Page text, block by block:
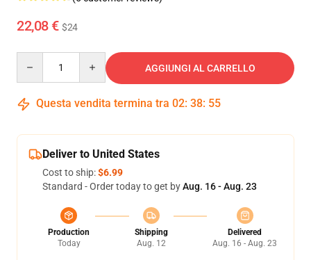
22,08 € $24
AGGIUNGI AL CARRELLO
Questa vendita termina tra 02: 38: 54
Deliver to United States
Cost to ship:$6.99
Standard - Order today to get byAug. 16 - Aug. 23
Production
Today
Shipping
Aug. 12
Delivered
Aug. 16 - Aug. 23